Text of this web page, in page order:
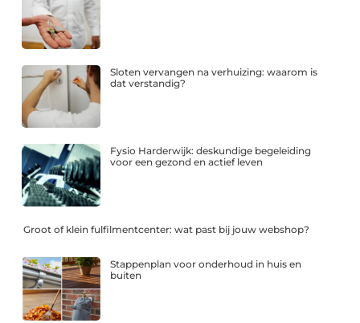
Sloten vervangen na verhuizing: waarom is
dat verstandig?
Fysio Harderwijk: deskundige begeleiding
voor een gezond en actief leven
Groot of klein fulfilmentcenter: wat past bij jouw webshop?
Stappenplan voor onderhoud in huis en
buiten